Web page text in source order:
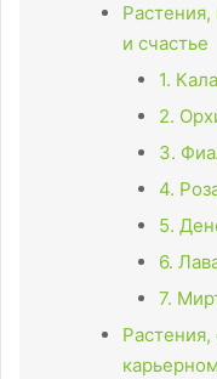
и счастье
1.
2.
3.
4.
5.
6.
7.